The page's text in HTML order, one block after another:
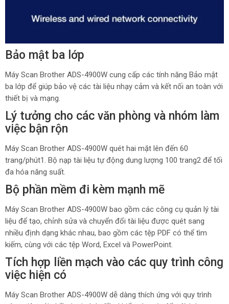
Bảo mật ba lớp
Máy Scan Brother ADS-4900W cung cấp các tính năng Bảo mật
ba lớp để giúp bảo vệ các tài liệu nhạy cảm và kết nối an toàn với
thiết bị và mạng.
Lý tưởng cho các văn phòng và nhóm làm
việc bận rộn
Máy Scan Brother ADS-4900W quét hai mặt lên đến 60
trang/phút1. Bộ nạp tài liệu tự động dung lượng 100 trang2 để tối
đa hóa năng suất.
Bộ phần mềm đi kèm mạnh mẽ
Máy Scan Brother ADS-4900W bao gồm các công cụ quản lý tài
liệu để tạo, chỉnh sửa và chuyển đổi tài liệu được quét sang
nhiều định dạng khác nhau, bao gồm các tệp PDF có thể tìm
kiếm, cùng với các tệp Word, Excel và PowerPoint.
Tích hợp liền mạch vào các quy trình công
việc hiện có
Máy Scan Brother ADS-4900W dễ dàng thích ứng với quy trình